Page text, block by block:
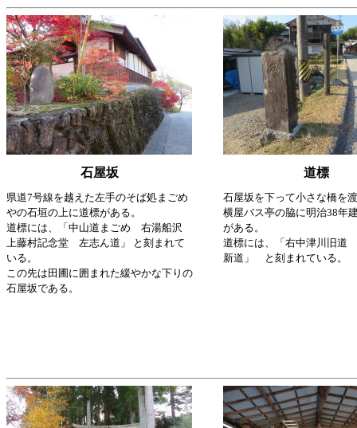
石屋坂 道標
県道7号線を越えた左手のそば処まごめ
やの石垣の上に道標がある。
道標には、「中山道まごめ 右湯船沢
上藤村記念堂 左志ん道」 と刻まれて
いる。
この先は田圃に囲まれた緩やかな下りの
石屋坂である。
石屋坂を下って小さな橋を
横屋バス亭の脇に明治38年
がある。
道標には、「右中津川旧道
新道」 と刻まれている。